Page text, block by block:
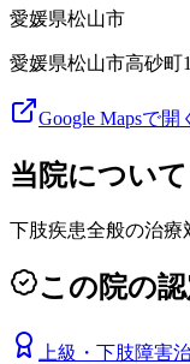
愛媛県松山市
愛媛県松山市高砂町
Google Mapsで開
当院について
下肢疾患全般の治療
この院の
上級 ・ 下肢障害